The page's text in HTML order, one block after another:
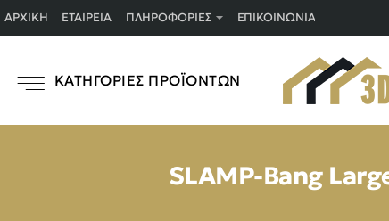
ΑΡΧΙΚΉ ΕΤΑΙΡΕΊΑ ΠΛΗΡΟΦΟΡΊΕΣ ΕΠΙΚΟΙΝΩΝΊΑ
ΚΑΤΗΓΟΡΊΕΣ ΠΡΟΪΌΝΤΩΝ
SLAMP-Bang